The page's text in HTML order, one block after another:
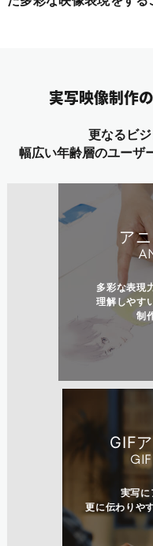
実写映像制作
更なるビ
幅広い年齢層のユーザ
ア
多彩な表現
理解しやす
制
GIF
実写に
更に伝わりや